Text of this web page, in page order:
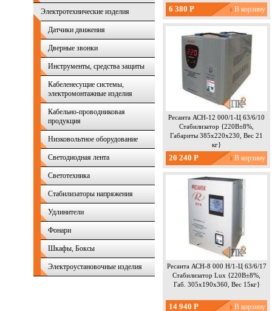
Электротехнические изделия
Датчики движения
Дверные звонки
Инструменты, средства защиты
Кабеленесущие системы,
электромонтажные изделия
Кабельно-проводниковая
продукция
Низковольтное оборудование
Светодиодная лента
Светотехника
Стабилизаторы напряжения
Удлинители
Фонари
Шкафы, Боксы
Электроустановочные изделия
6 380 Р
Ресанта АСН-12 000/1-Ц 63/6/10
Стабилизатор {220В±8%,
Габариты 385х220х230, Вес 21
кг}
20 240 Р
Ресанта АСН-8 000 Н/1-Ц 63/6/17
Стабилизатор Lux {220В±8%,
Габ. 305х190х360, Вес 15кг}
14 940 Р